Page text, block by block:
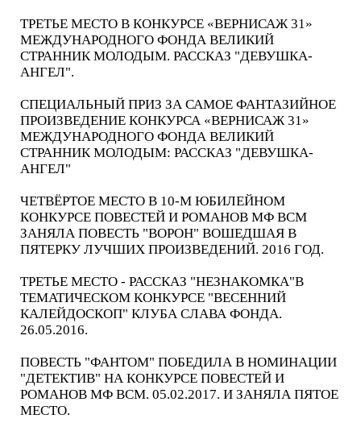
ТРЕТЬЕ МЕСТО В КОНКУРСЕ «ВЕРНИСАЖ 31»
МЕЖДУНАРОДНОГО ФОНДА ВЕЛИКИЙ
СТРАННИК МОЛОДЫМ. РАССКАЗ "ДЕВУШКА-
АНГЕЛ".
СПЕЦИАЛЬНЫЙ ПРИЗ ЗА САМОЕ ФАНТАЗИЙНОЕ
ПРОИЗВЕДЕНИЕ КОНКУРСА «ВЕРНИСАЖ 31»
МЕЖДУНАРОДНОГО ФОНДА ВЕЛИКИЙ
СТРАННИК МОЛОДЫМ: РАССКАЗ "ДЕВУШКА-
АНГЕЛ"
ЧЕТВЁРТОЕ МЕСТО В 10-М ЮБИЛЕЙНОМ
КОНКУРСЕ ПОВЕСТЕЙ И РОМАНОВ МФ ВСМ
ЗАНЯЛА ПОВЕСТЬ "ВОРОН" ВОШЕДШАЯ В
ПЯТЕРКУ ЛУЧШИХ ПРОИЗВЕДЕНИЙ. 2016 ГОД.
ТРЕТЬЕ МЕСТО - РАССКАЗ "НЕЗНАКОМКА"В
ТЕМАТИЧЕСКОМ КОНКУРСЕ "ВЕСЕННИЙ
КАЛЕЙДОСКОП" КЛУБА СЛАВА ФОНДА.
26.05.2016.
ПОВЕСТЬ "ФАНТОМ" ПОБЕДИЛА В НОМИНАЦИИ
"ДЕТЕКТИВ" НА КОНКУРСЕ ПОВЕСТЕЙ И
РОМАНОВ МФ ВСМ. 05.02.2017. И ЗАНЯЛА ПЯТОЕ
МЕСТО.